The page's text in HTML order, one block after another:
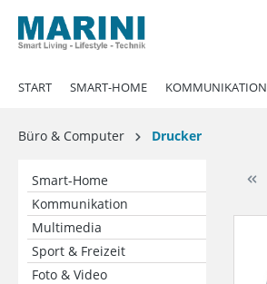
Zur Hauptnavigation springen
START SMART-HOME KOMMUNIKATION
Büro & Computer Drucker
Smart-Home
Kommunikation
Multimedia
Sport & Freizeit
Foto & Video